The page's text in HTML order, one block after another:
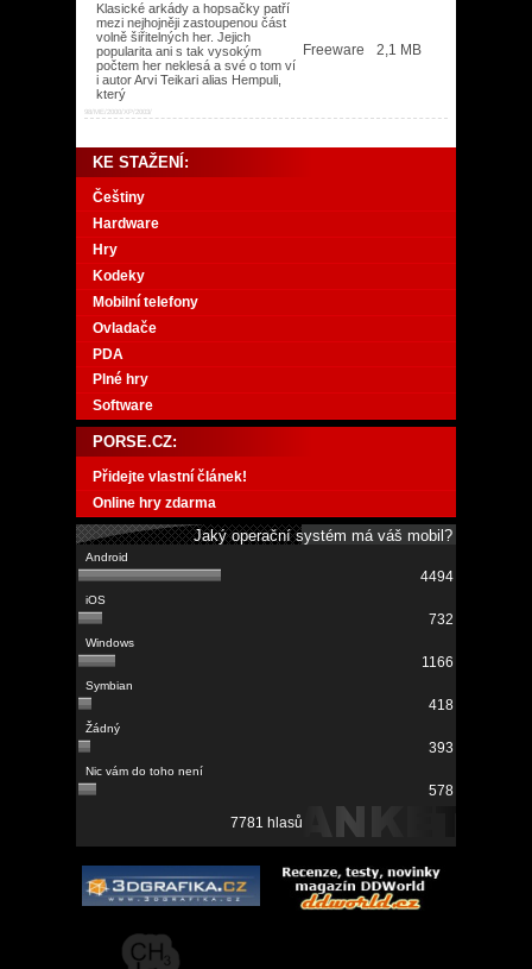
Klasické arkády a hopsačky patří
mezi nejhojněji zastoupenou část
volně šiřitelných her. Jejich
popularita ani s tak vysokým
počtem her neklesá a své o tom ví
i autor Arvi Teikari alias Hempuli,
který
98/ME/2000/XP/2003/
Freeware 2,1 MB
KE STAŽENÍ:
Češtiny
Hardware
Hry
Kodeky
Mobilní telefony
Ovladače
PDA
Plné hry
Software
PORSE.CZ:
Přidejte vlastní článek!
Online hry zdarma
Jaký operační systém má váš mobil?
4494
732
1166
418
393
578
7781 hlasů